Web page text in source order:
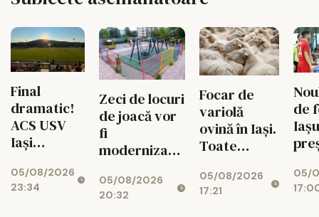
Final
dramatic!
ACS USV
Iași
scorul în
minutul
05/08/2026
23:34
Zeci de locuri
de joacă vor
fi
modernizate,
vor avea
zone de
05/08/2026
20:32
Focar de
variolă
ovină în Iași.
Toate
din județ
vor
05/08/2026
17:21
de
05/